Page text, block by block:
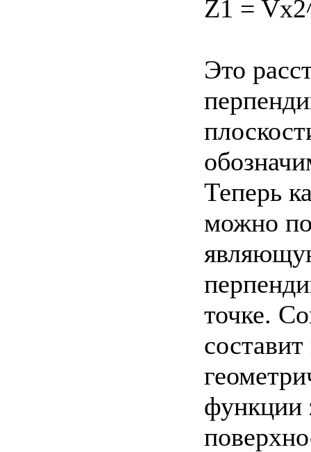
Z1 =
Это
Теперь
можно
точке.
функции